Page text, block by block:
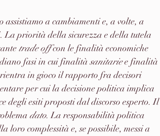
a cambiamenti e, a volte, a
priorità della sicurezza e della tutela
trade off con le finalità economiche
diano fasi in cui finalità sanitarie e finalità
in gioco il rapporto fra decisori
per cui la decisione politica implica
degli esiti proposti dal discorso esperto. Il
dato. La responsabilità politica
complessità e, se possibile, messi a